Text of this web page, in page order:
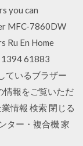
you can
MFC-7860DW
Ru En Home
1394 61883
ているブラザー
情報をご覧いただ
情報 検索 閉じる
ター・複合機 家